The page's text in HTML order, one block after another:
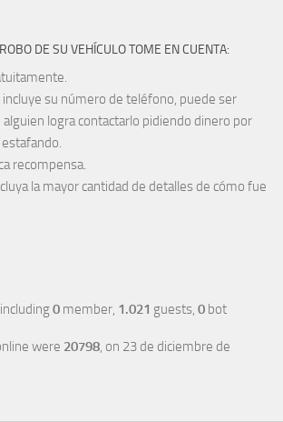
DE SU VEHÍCULO TOME EN CUENTA:
incluye su número de teléfono, puede ser
alguien logra contactarlo pidiendo dinero por
recompensa.
la mayor cantidad de detalles de cómo fue
0 member, 1.021 guests, 0 bot
were 20798, on 23 de diciembre de